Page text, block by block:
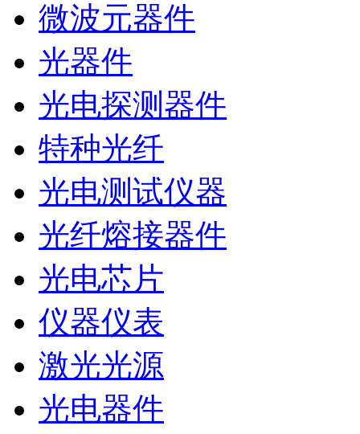
微波元器件
光器件
光电探测器件
特种光纤
光电测试仪器
光纤熔接器件
光电芯片
仪器仪表
激光光源
光电器件